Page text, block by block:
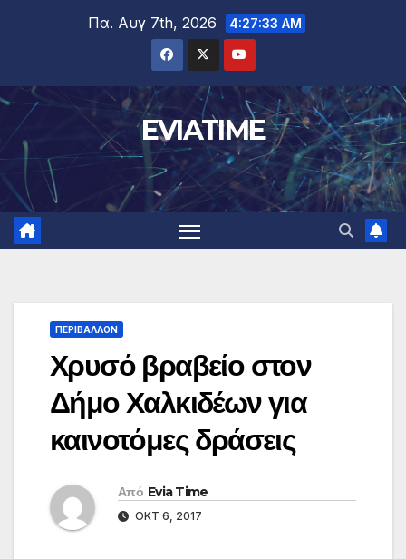
Πα. Αυγ 7th, 2026 4:27:33 AM
EVIATIME
ΠΕΡΙΒΑΛΛΟΝ
Χρυσό βραβείο στον
Δήμο Χαλκιδέων για
καινοτόμες δράσεις
Από Evia Time
ΟΚΤ 6, 2017